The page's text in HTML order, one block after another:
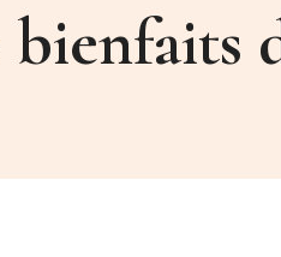
bienfaits